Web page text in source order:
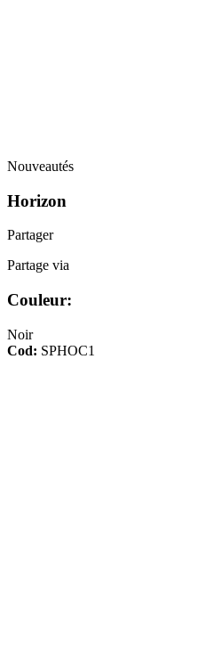
Nouveautés
Horizon
Partager
Partage via
Couleur:
Noir
Cod: SPHOC1